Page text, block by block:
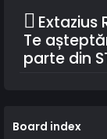
Extazius
Te
parte din
Board index